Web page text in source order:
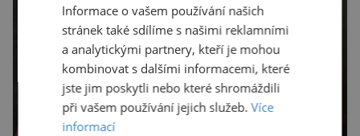
Informace o vašem používání našich
stránek také sdílíme s našimi reklamními
a analytickými partnery, kteří je mohou
kombinovat s dalšími informacemi, které
jste jim poskytli nebo které shromáždili
při vašem používání jejich služeb.Více
informací